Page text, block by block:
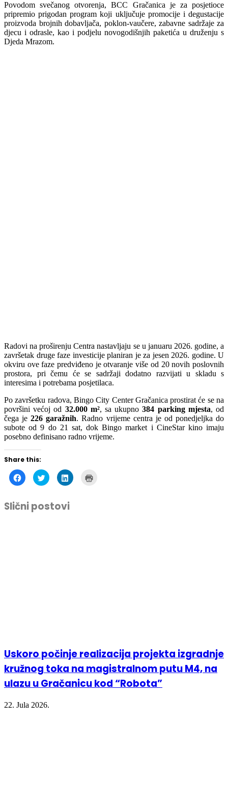
Povodom svečanog otvorenja, BCC Gračanica je za posjetioce
pripremio prigodan program koji uključuje promocije i degustacije
proizvoda brojnih dobavljača, poklon-vaučere, zabavne sadržaje za
djecu i odrasle, kao i podjelu novogodišnjih paketića u druženju s
Djeda Mrazom.
Radovi na proširenju Centra nastavljaju se u januaru 2026. godine, a
završetak druge faze investicije planiran je za jesen 2026. godine. U
okviru ove faze predviđeno je otvaranje više od 20 novih poslovnih
prostora, pri čemu će se sadržaji dodatno razvijati u skladu s
interesima i potrebama posjetilaca.
Po završetku radova, Bingo City Center Gračanica prostirat će se na
površini većoj od 32.000 m², sa ukupno384 parking mjesta, od
čega je226 garažnih. Radno vrijeme centra je od ponedjeljka do
subote od 9 do 21 sat, dok Bingo market i CineStar kino imaju
posebno definisano radno vrijeme.
Share this:
Click
to
share
Facebook
(Opens
in
Click
to
share
(Opens
in
Click
to
Slični postovi
Uskoro počinje realizacija projekta izgradnje
kružnog toka na magistralnom putu M4, na
ulazu u Gračanicu kod “Robota”
22. Jula 2026.